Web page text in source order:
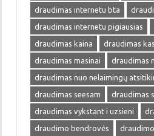
draudimas internetu bta
draudimas internetu pigiausias
draudimas kaina
draudimas
draudimas masinai
draudimas
draudimas nuo nelaimingų
draudimas seesam
draudimas
draudimas vykstant i uzsieni
draudimo bendrovės